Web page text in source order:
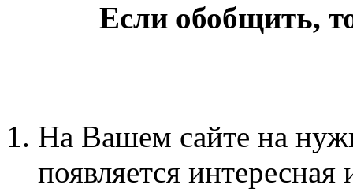
Если обобщить,
На Вашем сайте на
появляется